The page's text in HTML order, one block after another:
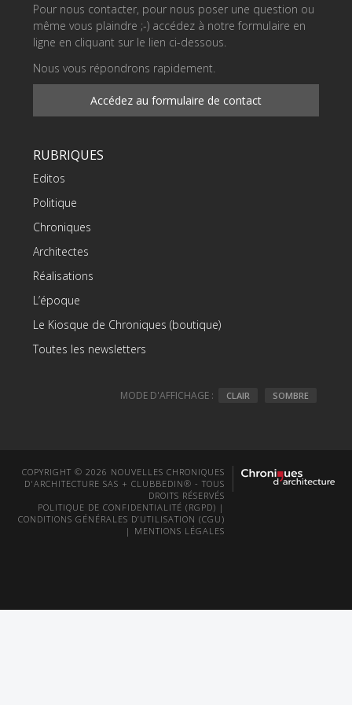
Pour nous contacter, pour nous poser une question ou
même vous plaindre ;-) accédez à notre formulaire en
ligne en cliquant sur le lien ci-dessous.
Nous vous répondrons rapidement.
Accédez au formulaire de contact
RUBRIQUES
Editos
Politique
Chroniques
Architectes
Réalisations
L’époque
Le Kiosque de Chroniques (boutique)
Toutes les newsletters
MODE D'AFFICHAGE : CLAIR SOMBRE
COPYRIGHT © 2026 NOUVELLES CHRONIQUES
D'ARCHITECTURE SAS + CLUBBEDIN® - TOUS
DROITS RÉSERVÉS
POLITIQUE DE CONFIDENTIALITÉ (RGPD) |
CONDITIONS GÉNÉRALES D’UTILISATION (CGU)
| MENTIONS LÉGALES